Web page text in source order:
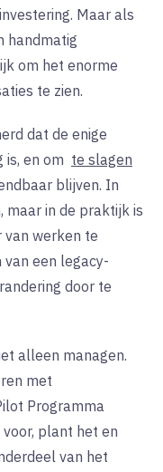
Maar als
handmatig
om het enorme
te zien.
dat de enige
en om te slagen
blijven. In
in de praktijk is
van werken te
een legacy-
door te
alleen managen.
met
Programma
plant het en
van het